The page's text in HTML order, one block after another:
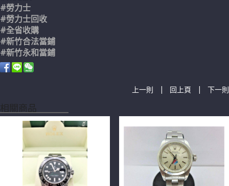
#勞力士
#勞力士回收
#全省收購
#新竹合法當鋪
#新竹永和當鋪
上一則 | 回上頁 | 下一則
相關商品